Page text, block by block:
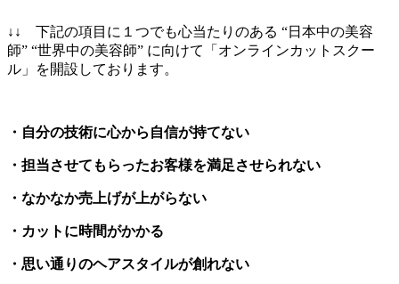
↓↓ 下記の項目に１つでも心当たりのある “日本中の美容
師” “世界中の美容師” に向けて「オンラインカットスクー
ル」を開設しております。
・自分の技術に心から自信が持てない
・担当させてもらったお客様を満足させられない
・なかなか売上げが上がらない
・カットに時間がかかる
・思い通りのヘアスタイルが創れない